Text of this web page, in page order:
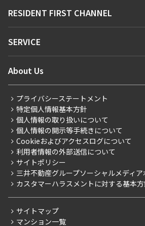
新着情報から探す
新着募集情報
こだわりから探す
こだわり一覧
プレミアムマンション
新築
当社限定（港区・渋谷区）
当社限定（港区・渋谷区以外）
三井不動産企画
賃料改定
お問い合わせ
RESIDENT FIRST CHANNEL
マンションレポート
住まいのコラム
SERVICE
会員ページ
ご入居・提携サービス
お部屋探しからご契約まで
よくあるご質問
社宅紹介
【仲介会社様向け】当社仲介事業部取
About Us
会社情報
事業案内
採用情報
ニュースリリース
お問い合わせ
プライバシーステートメント
特定個人情報基本方針
個人情報の取り扱いについて
個人情報の開示等手続きについて
Cookieおよびアクセスログについて
利用者情報の外部送信について
サイトポリシー
三井不動産グループソーシャルメディ
カスタマーハラスメントに対する基本
サイトマップ
マンション一覧